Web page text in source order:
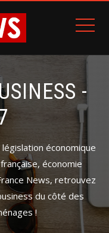
-
économique
économie
News, retrouvez
du côté des
!